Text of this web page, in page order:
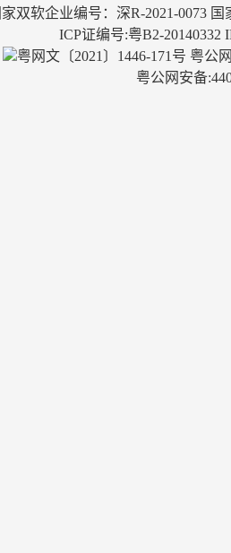
家双软企业编号：深R-2021-0073
ICP证编号:粤B2-20140332
粤网文〔2021〕1446-171号 粤公
粤公网安备